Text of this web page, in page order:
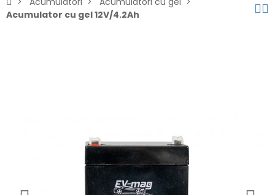
Acumulator cu gel 12V/4.2Ah